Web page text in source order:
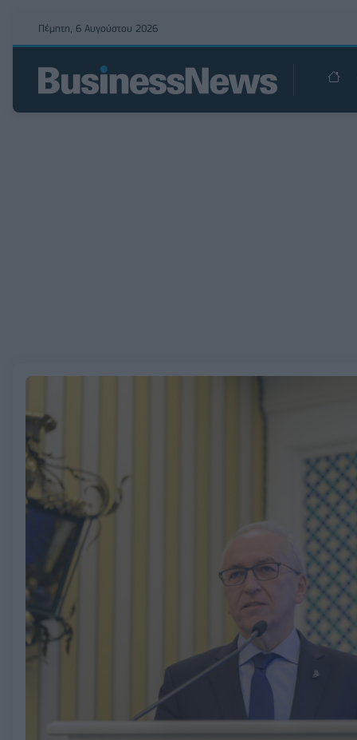
Πέμπτη, 6 Αυγούστου 2026